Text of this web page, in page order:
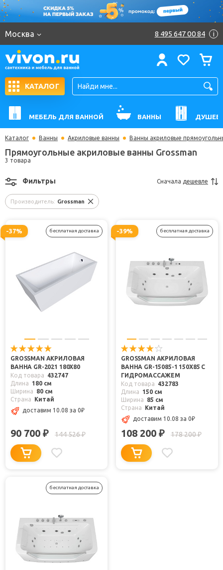
Москва 8 495 647 00 84 i
КАТАЛОГ
МЕБЕЛЬ ДЛЯ ВАННОЙ ВАННЫ
Каталог Ванны Акриловые ванны Ванны акриловые
Прямоугольные акриловые ванны Grossman
3 товара
Производитель: Grossman
Фильтры Сначала дешевле
-37% бесплатная доставка
GROSSMAN АКРИЛОВАЯ
ВАННА GR-2021 180X80
Код товара
432747
Длина
180 см
Ширина
80 см
Страна
Китай
доставим 10.08 за 0₽
90 700 ₽ 144 526₽
-39% бесплатная доставка
GROSSMAN АКРИЛОВАЯ
ВАННА GR-15085-1 150X85 С
ГИДРОМАССАЖЕМ
Код товара
432783
Длина
150 см
Ширина
85 см
Страна
Китай
доставим 10.08 за 0₽
108 200 ₽ 178 200₽
бесплатная доставка